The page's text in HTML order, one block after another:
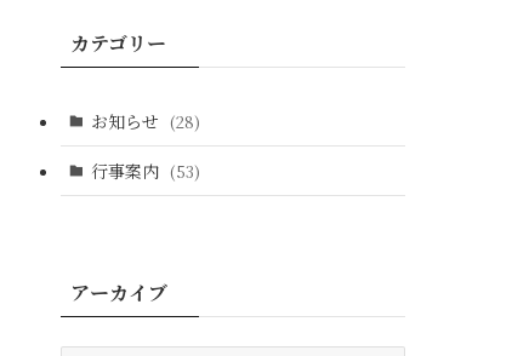
カテゴリー
お知らせ (28)
行事案内 (53)
アーカイブ